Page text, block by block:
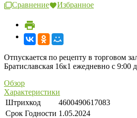
Сравнение Избранное
Отпускается по рецепту в торговом
Братиславская 16к1 ежедневно с 9:00
Обзор
Характеристики
Штрихкод
4600490617083
Срок Годности 1.05.2024